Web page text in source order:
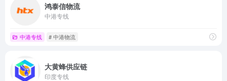
鸿泰信物流
中港专线
中港专线 # 中港物流
大黄蜂供应链
印度专线